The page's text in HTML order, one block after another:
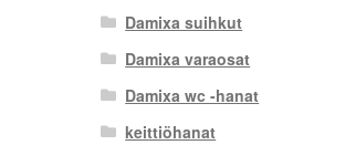
Damixa suihkut
Damixa varaosat
Damixa wc -hanat
keittiöhanat